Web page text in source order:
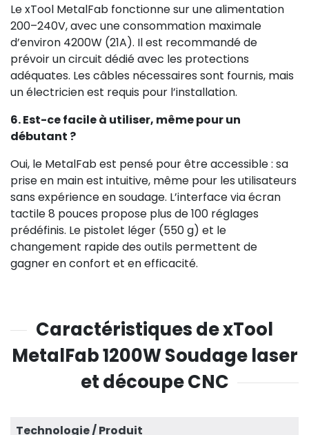
Le xTool MetalFab fonctionne sur une alimentation
200–240V, avec une consommation maximale
d’environ 4200W (21A). Il est recommandé de
prévoir un circuit dédié avec les protections
adéquates. Les câbles nécessaires sont fournis, mais
un électricien est requis pour l’installation.
6. Est-ce facile à utiliser, même pour un
débutant ?
Oui, le MetalFab est pensé pour être accessible : sa
prise en main est intuitive, même pour les utilisateurs
sans expérience en soudage. L’interface via écran
tactile 8 pouces propose plus de 100 réglages
prédéfinis. Le pistolet léger (550 g) et le
changement rapide des outils permettent de
gagner en confort et en efficacité.
Caractéristiques de xTool
MetalFab 1200W Soudage laser
et découpe CNC
Technologie / Produit